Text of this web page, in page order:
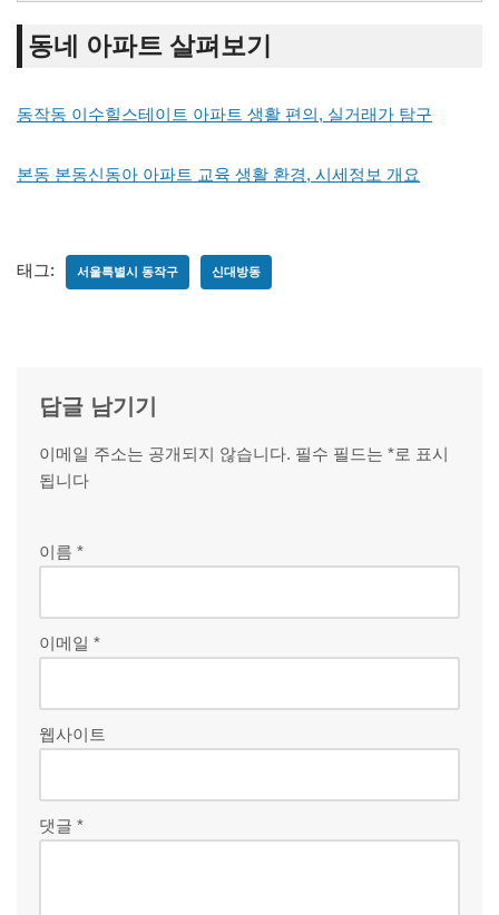
동네 아파트 살펴보기
동작동 이수힐스테이트 아파트 생활 편의, 실거래가 탐구
본동 본동신동아 아파트 교육 생활 환경, 시세정보 개요
태그: 서울특별시 동작구 신대방동
답글 남기기
이메일 주소는 공개되지 않습니다. 필수 필드는 *로 표시
됩니다
이름 *
이메일 *
웹사이트
댓글 *